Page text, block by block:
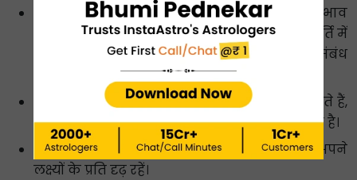
शनि का राशि परिवर्तन 2026 का ग्यारहवें भाव
में प्रभाव लाभ, नेटवर्किंग और महत्वाकांक्षाओं की पूर्ति में
सहायक होगा। नई मित्रता और व्यावसायिक संबंध
लाभकारी हो सकते हैं।
परिणाम अपेक्षा से धीमी गति से आ सकते हैं,
तथा कमिटमेंट करना तनाव का कारण बन सकता है।
उपाय :शनिवार को काले कपड़े दान करें और अपने
लक्ष्यों के प्रति दृढ़ रहें।